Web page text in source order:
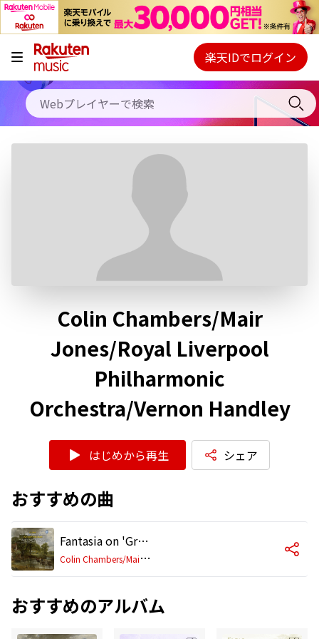
キャンペーン
料金プラン
使い方
Webプレイヤー
ご契約内容の確認・変更
楽天IDでログイン
Colin Chambers/Mair
Jones/Royal Liverpool
Philharmonic
Orchestra/Vernon Handley
はじめから再生 シェア
おすすめの曲
Fantasia on 'Greensleeves'
C
olin Chambers/Mair Jones/Royal Liverpool Philharmonic Orchestra/Vernon Handley
おすすめのアルバム